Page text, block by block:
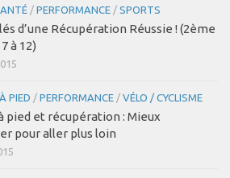
/ PERFORMANCE / SPORTS
d’une Récupération Réussie ! (2ème
à 12)
PIED / PERFORMANCE / VÉLO / CYCLISME
pied et récupération : Mieux
pour aller plus loin